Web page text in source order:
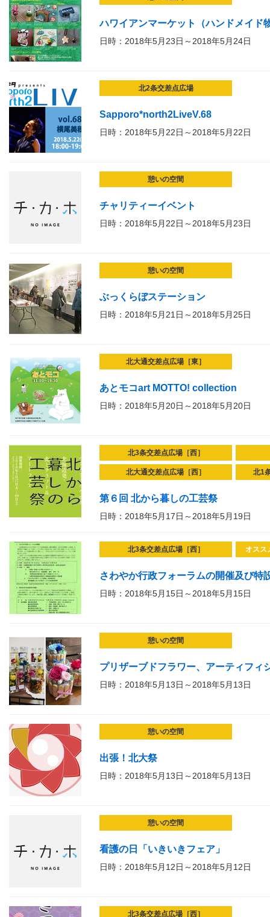
ハワイアンマーケット（ハンドメイド
日時：2018年5月23日～2018年5月24日
北2条交差点広場
Sapporo*north2LiveV.68
日時：2018年5月22日～2018年5月22日
憩いの空間
チャリティーイベント
日時：2018年5月22日～2018年5月23日
憩いの空間
ぶっくらぼステーション
日時：2018年5月21日～2018年5月25日
北大通交差点広場［東］
あとモコart MOTTO! collection
日時：2018年5月20日～2018年5月20日
北3条交差点広場［西］
北大通交差点広場［西］ 北1
第６回 北から暮しの工芸祭
日時：2018年5月17日～2018年5月19日
北3条交差点広場［西］ オスス
さわやか行政フォーラムの開催及び特
日時：2018年5月15日～2018年5月15日
憩いの空間
プリザーブドフラワー、アーティフィ
日時：2018年5月13日～2018年5月13日
憩いの空間
出張！北大祭
日時：2018年5月13日～2018年5月13日
憩いの空間
看護の日「いきいきフェア」
日時：2018年5月12日～2018年5月12日
北3条交差点広場［西］